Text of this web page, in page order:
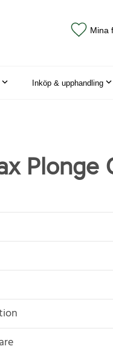
Mina
Inköp & upphandling
Plonge